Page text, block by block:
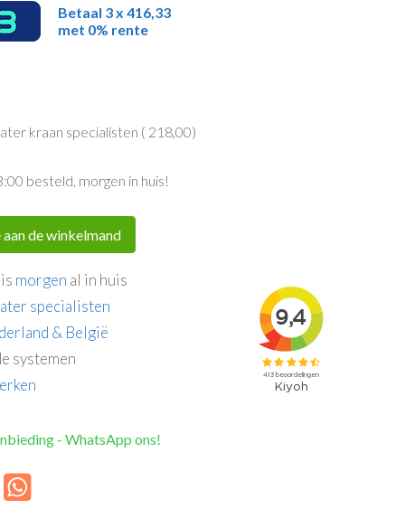
Betaal 3 x 416,33
met 0% rente
kraan specialisten ( 218,00)
besteld, morgen in huis!
de winkelmand
morgen al in huis
specialisten
& België
systemen
- WhatsApp ons!